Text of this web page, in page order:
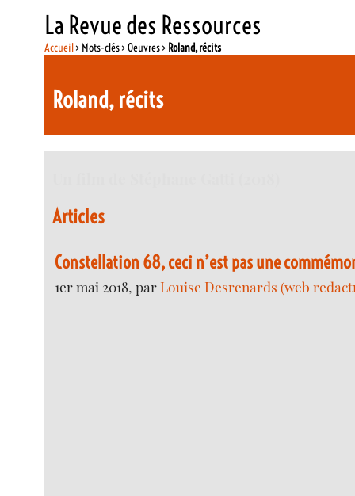
La Revue des Ressources
Accueil> Mots-clés > Oeuvres > Roland, récits
Roland, récits
Articles
Constellation 68, ceci n’est pas une
1er mai 2018, parLouise Desrenards (web